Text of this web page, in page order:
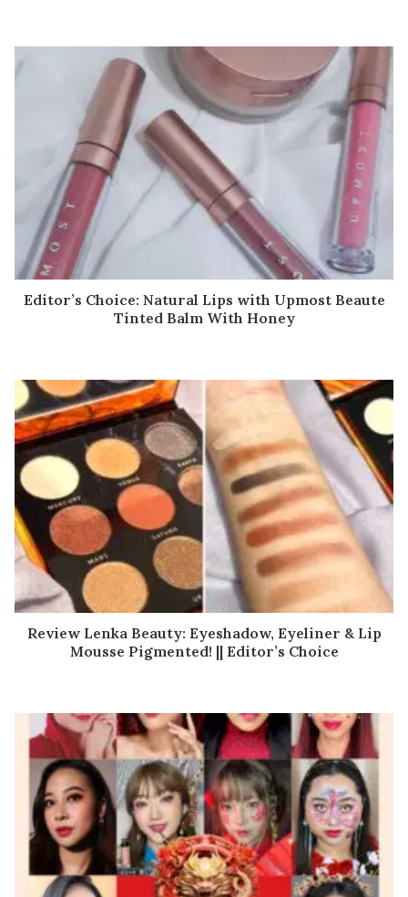
Editor’s Choice: Natural Lips with Upmost Beaute
Tinted Balm With Honey
Review Lenka Beauty: Eyeshadow, Eyeliner & Lip
Mousse Pigmented! || Editor’s Choice